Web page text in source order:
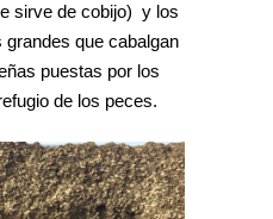
sirve de cobijo) y los
grandes que cabalgan
puestas por los
de los peces.